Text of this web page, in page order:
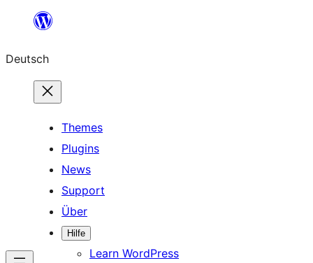
springen
Deutsch
Themes
Plugins
News
Support
Über
Hilfe
Learn WordPress